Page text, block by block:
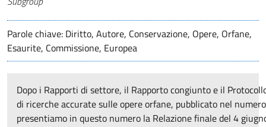
Parole chiave: Diritto, Autore, Conservazione, Opere, Orfane,
Esaurite, Commissione, Europea
Dopo i Rapporti di settore, il Rapporto congiunto e il
di ricerche accurate sulle opere orfane, pubblicato nel
presentiamo in questo numero la Relazione finale del 4